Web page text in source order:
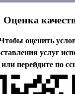
Оценка
оценить
услуг
перейдите по